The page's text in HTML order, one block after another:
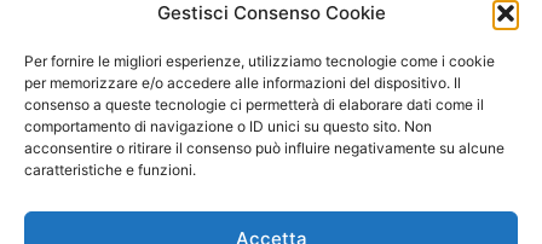
Gestisci Consenso Cookie
Per fornire le migliori esperienze, utilizziamo tecnologie come i cookie
per memorizzare e/o accedere alle informazioni del dispositivo. Il
consenso a queste tecnologie ci permetterà di elaborare dati come il
comportamento di navigazione o ID unici su questo sito. Non
acconsentire o ritirare il consenso può influire negativamente su alcune
caratteristiche e funzioni.
Accetta
Via Ottaviano 24 - 00192 Roma
06 575 8821
Policy